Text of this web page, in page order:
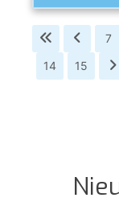
7
14
15